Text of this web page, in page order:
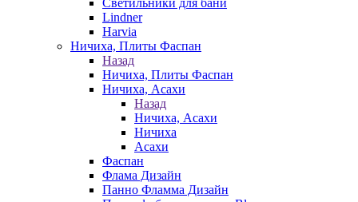
Светильники для бани
Lindner
Harvia
Ничиха, Плиты Фаспан
Назад
Ничиха, Плиты Фаспан
Ничиха, Асахи
Назад
Ничиха, Асахи
Ничиха
Асахи
Фаспан
Флама Дизайн
Панно Фламма Дизайн